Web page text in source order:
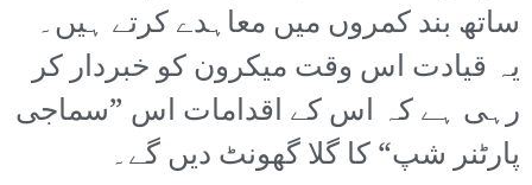
ساتھ بند کمروں میں معاہدے کرتے ہیں۔
یہ قیادت اس وقت میکرون کو خبردار کر
رہی ہے کہ اس کے اقدامات اس ”سماجی
پارٹنر شپ“ کا گلا گھونٹ دیں گے۔